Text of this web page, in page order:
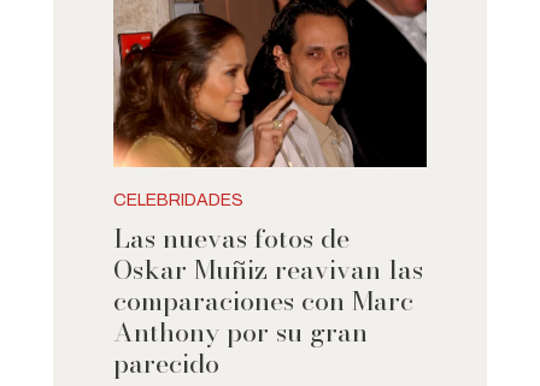
CELEBRIDADES
Las nuevas fotos de
Oskar Muñiz reavivan las
comparaciones con Marc
Anthony por su gran
parecido